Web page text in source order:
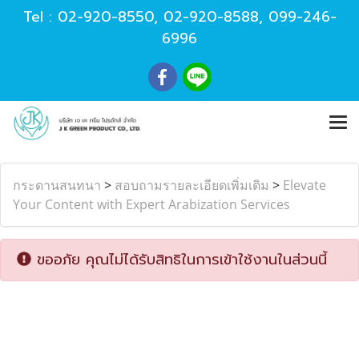
Tel : 02-920-8550, 02-920-8588, 099-246-
6996
กระดานสนทนา > สอบถามรายละเอียดเพิ่มเติม > Elevate
Your Content with Expert Arabization Services
ขออภัย คุณไม่ได้รับสิทธิในการเข้าใช้งานในส่วนนี้